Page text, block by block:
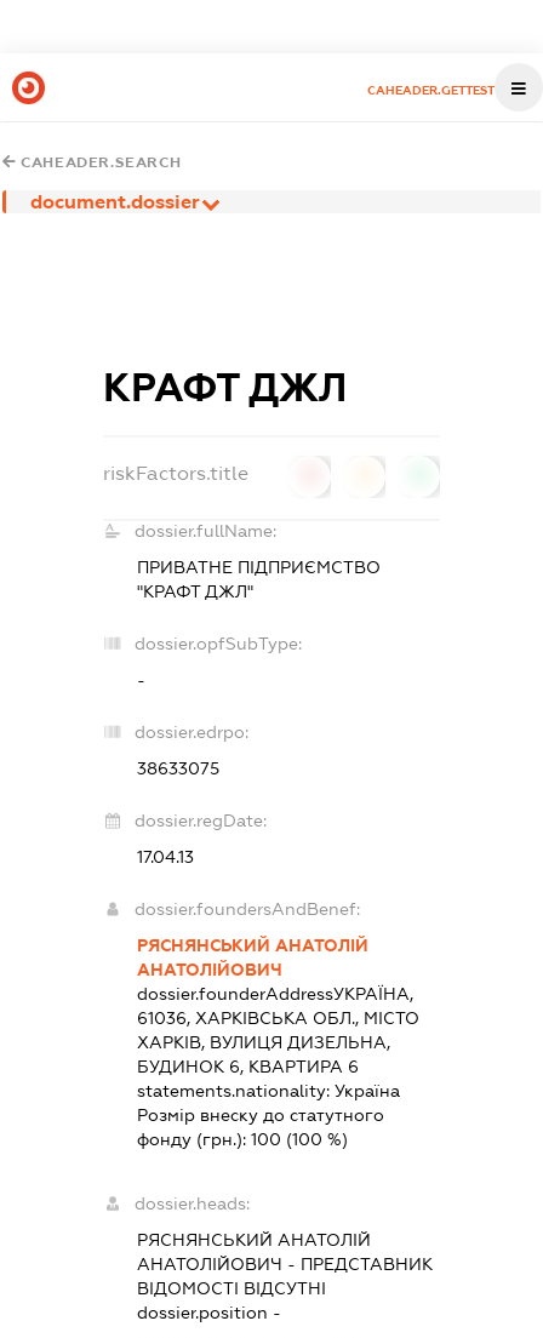
CAHEADER.GETTEST
CAHEADER.SEARCH
document.dossier
КРАФТ ДЖЛ
riskFactors.title
dossier.fullName:
ПРИВАТНЕ ПІДПРИЄМСТВО
"КРАФТ ДЖЛ"
dossier.opfSubType:
-
dossier.edrpo:
38633075
dossier.regDate:
17.04.13
dossier.foundersAndBenef:
РЯСНЯНСЬКИЙ АНАТОЛІЙ
АНАТОЛІЙОВИЧ
dossier.founderAddressУКРАЇНА,
61036, ХАРКІВСЬКА ОБЛ., МІСТО
ХАРКІВ, ВУЛИЦЯ ДИЗЕЛЬНА,
БУДИНОК 6, КВАРТИРА 6
statements.nationality: Україна
Розмір внеску до статутного
фонду (грн.): 100 (100 %)
dossier.heads:
РЯСНЯНСЬКИЙ АНАТОЛІЙ
АНАТОЛІЙОВИЧ - ПРЕДСТАВНИК
ВІДОМОСТІ ВІДСУТНІ
dossier.position -